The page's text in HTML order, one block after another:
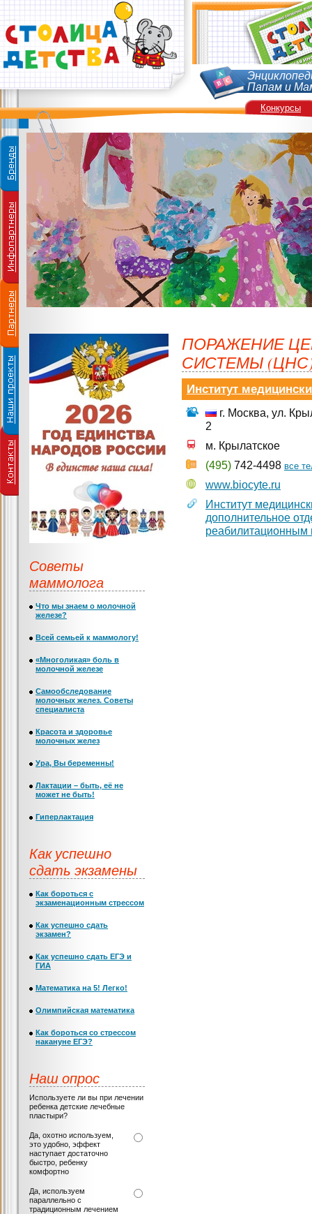
Папам и
ПОРАЖЕНИЕ
СИСТЕМЫ
Институт
г. Москва, ул.
2
м. Крылатское
(495) 742-4498 все
www.biocyte.ru
Институт
дополнительное
реабилитационным
Советы
маммолога
Что мы знаем о молочной
железе?
Всей семьей к маммологу!
«Многоликая» боль в
молочной железе
Самообследование
молочных желез. Советы
специалиста
Красота и здоровье
молочных желез
Ура, Вы беременны!
Лактации – быть, её не
может не быть!
Гиперлактация
Как успешно
сдать экзамены
Как бороться с
экзаменационным стрессом
Как успешно сдать
экзамен?
Как успешно сдать ЕГЭ и
ГИА
Математика на 5! Легко!
Олимпийская математика
Как бороться со стрессом
накануне ЕГЭ?
Наш опрос
Используете ли вы при лечении
ребенка детские лечебные
пластыри?
Да, охотно используем,
это удобно, эффект
наступает достаточно
быстро, ребенку
комфортно
Да, используем
параллельно с
традиционным лечением
Конкурсы